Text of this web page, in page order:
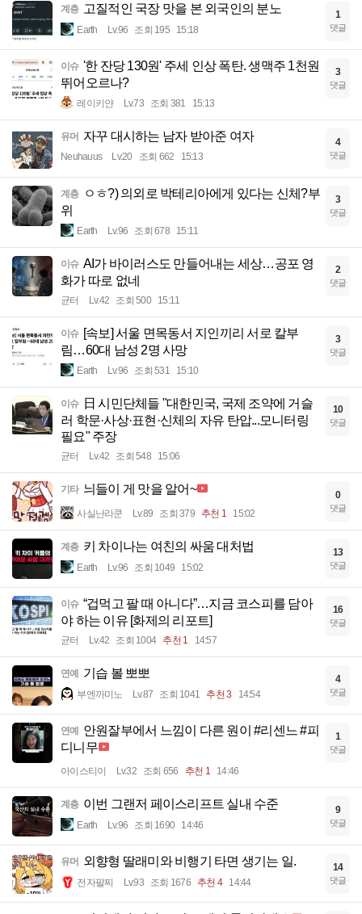
계층 고질적인 국장 맛을 본 외국인의 분노
Earth Lv.96 조회 195 15:18
1
댓글
이슈 '한 잔당 130원' 주세 인상 폭탄. 생맥주 1천원
뛰어오르나?
레이키얀 Lv.73 조회 381 15:13
3
댓글
유머 자꾸 대시하는 남자 받아준 여자
Neuhauus Lv.20 조회 662 15:13
4
댓글
계층
ㅇㅎ?) 의외로 박테리아에게 있다는 신체?부
위
Earth Lv.96 조회 678 15:11
3
댓글
이슈 AI가 바이러스도 만들어내는 세상…공포 영
화가 따로 없네
균터 Lv.42 조회 500 15:11
2
댓글
이슈 [속보] 서울 면목동서 지인끼리 서로 칼부
림…60대 남성 2명 사망
Earth Lv.96 조회 531 15:10
3
댓글
이슈
日 시민단체들 "대한민국, 국제 조약에 거슬
러 학문·사상·표현·신체의 자유 탄압...모니터링
필요" 주장
균터 Lv.42 조회 548 15:06
10
댓글
기타 늬들이 게 맛을 알어~
사실난라쿤 Lv.89 조회 379 추천 1 15:02
0
댓글
계층 키 차이나는 여친의 싸움 대처법
Earth Lv.96 조회 1049 15:02
13
댓글
이슈 “겁먹고 팔 때 아니다”…지금 코스피를 담아
야 하는 이유 [화제의 리포트]
균터 Lv.42 조회 1004 추천 1 14:57
16
댓글
연예 기습 볼 뽀뽀
부엔까미노 Lv.87 조회 1041 추천 3 14:54
4
댓글
연예 안원잘부에서 느낌이 다른 원이 #리센느 #피
디니무
아이스티이 Lv.32 조회 656 추천 1 14:46
1
댓글
계층 이번 그랜저 페이스리프트 실내 수준
Earth Lv.96 조회 1690 14:46
9
댓글
유머 외향형 딸래미와 비행기 타면 생기는 일.
전자팔찌 Lv.93 조회 1676 추천 4 14:44
14
댓글